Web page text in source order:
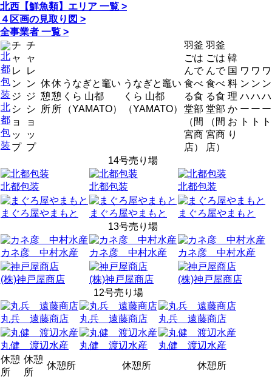
北西【鮮魚類】エリア 一覧 >
４区画の見取り図 >
全事業者 一覧 >
北
都
包
装
チ
ャ
レ
ン
ジ
シ
ョ
ッ
プ
チ
ャ
レ
ン
ジ
シ
ョ
ッ
プ
休
憩
所
休
憩
所
うなぎと竈い
くら 山都
（YAMATO）
うなぎと竈い
くら 山都
（YAMATO）
羽釜
ごは
んで
食べ
る食
堂部
（間
宮商
店）
羽釜
ごは
んで
食べ
る食
堂部
（間
宮商
店）
韓
国
料
理
か
お
り
ワ
ン
ハ
ー
ト
ワ
ン
ハ
ー
ト
ワ
ン
ハ
ー
ト
14号売り場
北都包装 北都包装 北都包装
まぐろ屋やまもと まぐろ屋やまもと
まぐろ屋やまもと
13号売り場
カネ彦 中村水産 カネ彦 中村水産 カネ彦 中村水産
(株)神戸屋商店 (株)神戸屋商店
(株)神戸屋商店
12号売り場
丸兵 遠藤商店 丸兵 遠藤商店 丸兵 遠藤商店
丸健 渡辺水産 丸健 渡辺水産
丸健 渡辺水産
休憩
所
休憩
所
休憩所 休憩所 休憩所